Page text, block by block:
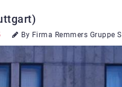
By Firma Remmers Gruppe